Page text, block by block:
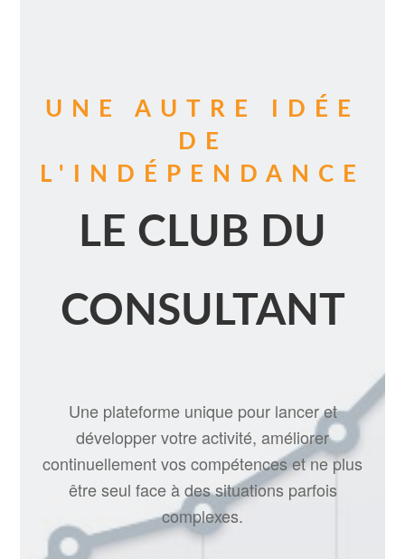
UNE AUTRE IDÉE
DE
L'INDÉPENDANCE
LE CLUB DU
CONSULTANT
Une plateforme unique pour lancer et
développer votre activité, améliorer
continuellement vos compétences et ne plus
être seul face à des situations parfois
complexes.